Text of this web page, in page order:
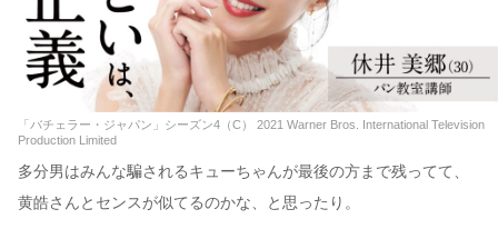
「バチェラー・ジャパン」シーズン4（C） 2021 Warner Bros. International Television
Production Limited
多分男はみんな騙されるキューちゃんが最後の方まで残ってて、
黄皓さんとセンスが似てるのかな、と思ったり。